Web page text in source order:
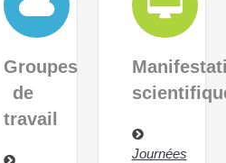
Groupes
de
travail
Journées